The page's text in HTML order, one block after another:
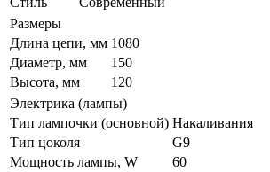
Размеры
Длина цепи, мм 1080
Диаметр, мм
150
Высота, мм
120
Электрика (лампы)
Тип лампочки (основной) Накаливания
Тип цоколя
G9
Мощность лампы, W
60